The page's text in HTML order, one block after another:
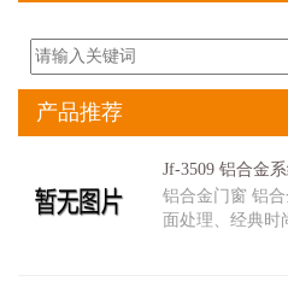
产品推荐
Jf-3509 铝合金
铝合金门窗 铝
面处理、经典时